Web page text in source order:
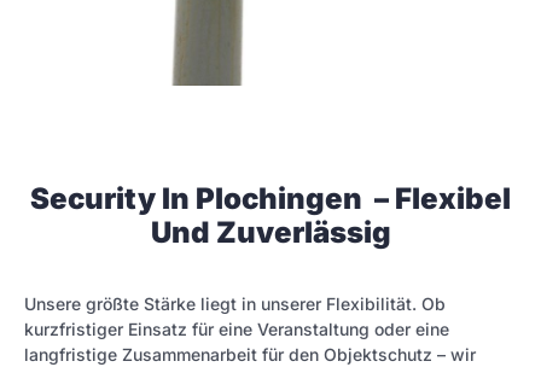
Security In Plochingen – Flexibel
Und Zuverlässig
Unsere größte Stärke liegt in unserer Flexibilität. Ob
kurzfristiger Einsatz für eine Veranstaltung oder eine
langfristige Zusammenarbeit für den Objektschutz – wir